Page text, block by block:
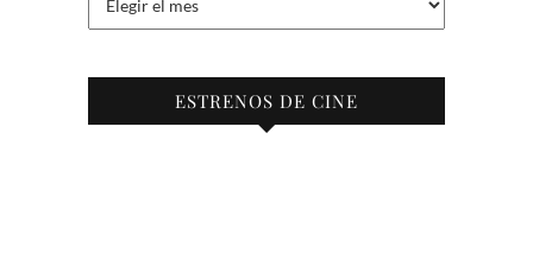
ESTRENOS DE CINE